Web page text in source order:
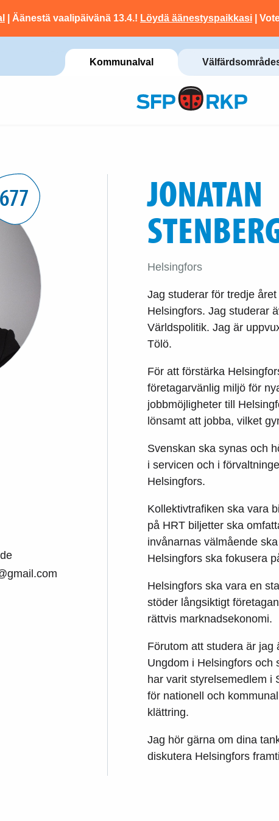
| Äänestä vaalipäivänä 13.4.! Löydä äänestyspaikkasi |
Kommunalval
677 JONATAN
Helsingfors
Jag studerar för tredje
Helsingfors. Jag studerar
Världspolitik. Jag är
Tölö.
För att förstärka
företagarvänlig miljö för
jobbmöjligheter till
lönsamt att jobba, vilket
Svenskan ska synas och
i servicen och i
Helsingfors.
Kollektivtrafiken ska vara
på HRT biljetter ska
invånarnas välmående
Helsingfors ska fokusera
Helsingfors ska vara en
stöder långsiktigt
rättvis marknadsekonomi.
Förutom att studera är jag
Ungdom i Helsingfors och
har varit styrelsemedlem i
för nationell och
klättring.
Jag hör gärna om dina
diskutera Helsingfors